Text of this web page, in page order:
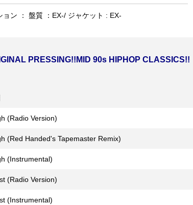
ョン ： 盤質 ：EX-/ ジャケット : EX-
PRESSING!!MID 90s HIPHOP CLASSICS!!
(Radio Version)
(Red Handed's Tapemaster Remix)
(Instrumental)
(Radio Version)
(Instrumental)